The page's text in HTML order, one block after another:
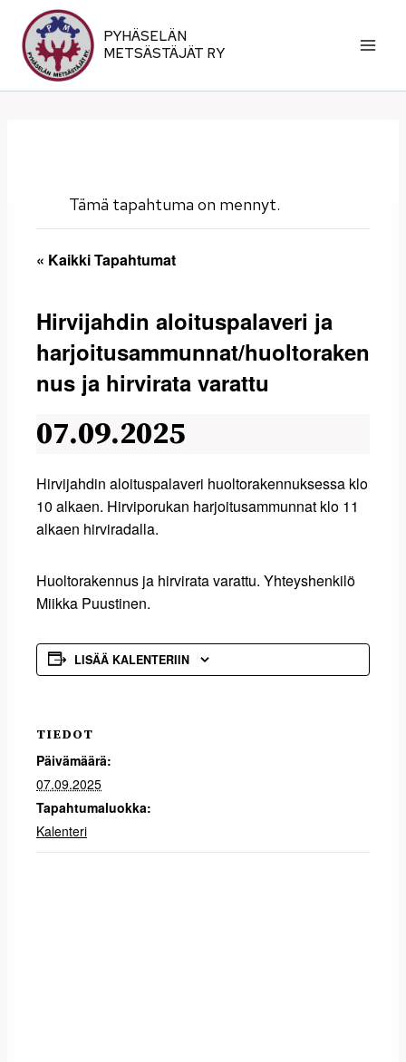
sisältöön
PYHÄSELÄN
METSÄSTÄJÄT RY
Tämä tapahtuma on mennyt.
« Kaikki Tapahtumat
Hirvijahdin aloituspalaveri ja
harjoitusammunnat/huoltoraken
nus ja hirvirata varattu
07.09.2025
Hirvijahdin aloituspalaveri huoltorakennuksessa klo
10 alkaen. Hirviporukan harjoitusammunnat klo 11
alkaen hirviradalla.
Huoltorakennus ja hirvirata varattu. Yhteyshenkilö
Miikka Puustinen.
LISÄÄ KALENTERIIN
TIEDOT
Päivämäärä:
07.09.2025
Tapahtumaluokka:
Kalenteri